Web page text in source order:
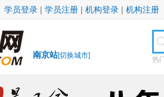
学员登录 | 学员注册 | 机构登录 | 机构注册
南京站[切换城市] 热